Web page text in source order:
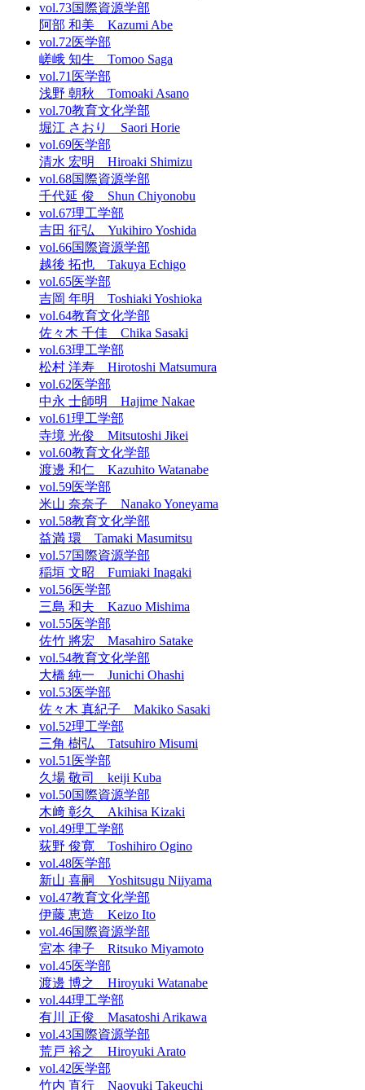
vol.73国際資源学部
阿部 和美 Kazumi Abe
vol.72医学部
嵯峨 知生 Tomoo Saga
vol.71医学部
浅野 朝秋 Tomoaki Asano
vol.70教育文化学部
堀江 さおり Saori Horie
vol.69医学部
清水 宏明 Hiroaki Shimizu
vol.68国際資源学部
千代延 俊 Shun Chiyonobu
vol.67理工学部
吉田 征弘 Yukihiro Yoshida
vol.66国際資源学部
越後 拓也 Takuya Echigo
vol.65医学部
吉岡 年明 Toshiaki Yoshioka
vol.64教育文化学部
佐々木 千佳 Chika Sasaki
vol.63理工学部
松村 洋寿 Hirotoshi Matsumura
vol.62医学部
中永 士師明 Hajime Nakae
vol.61理工学部
寺境 光俊 Mitsutoshi Jikei
vol.60教育文化学部
渡邊 和仁 Kazuhito Watanabe
vol.59医学部
米山 奈奈子 Nanako Yoneyama
vol.58教育文化学部
益満 環 Tamaki Masumitsu
vol.57国際資源学部
稲垣 文昭 Fumiaki Inagaki
vol.56医学部
三島 和夫 Kazuo Mishima
vol.55医学部
佐竹 將宏 Masahiro Satake
vol.54教育文化学部
大橋 純一 Junichi Ohashi
vol.53医学部
佐々木 真紀子 Makiko Sasaki
vol.52理工学部
三角 樹弘 Tatsuhiro Misumi
vol.51医学部
久場 敬司 keiji Kuba
vol.50国際資源学部
木﨑 彰久 Akihisa Kizaki
vol.49理工学部
荻野 俊寛 Toshihiro Ogino
vol.48医学部
新山 喜嗣 Yoshitsugu Niiyama
vol.47教育文化学部
伊藤 恵造 Keizo Ito
vol.46国際資源学部
宮本 律子 Ritsuko Miyamoto
vol.45医学部
渡邊 博之 Hiroyuki Watanabe
vol.44理工学部
有川 正俊 Masatoshi Arikawa
vol.43国際資源学部
荒戸 裕之 Hiroyuki Arato
vol.42医学部
竹内 直行 Naoyuki Takeuchi